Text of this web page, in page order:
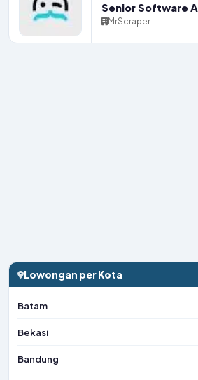
Senior Software
MrScraper
Lowongan per Kota
Batam
Bekasi
Bandung